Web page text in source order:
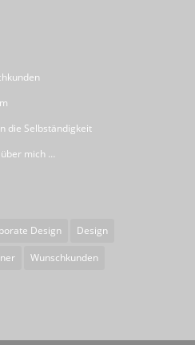
die Selbständigkeit
mich …
Design
Design
Wunschkunden